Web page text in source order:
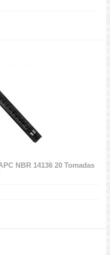
NBR 14136 20 Tomadas